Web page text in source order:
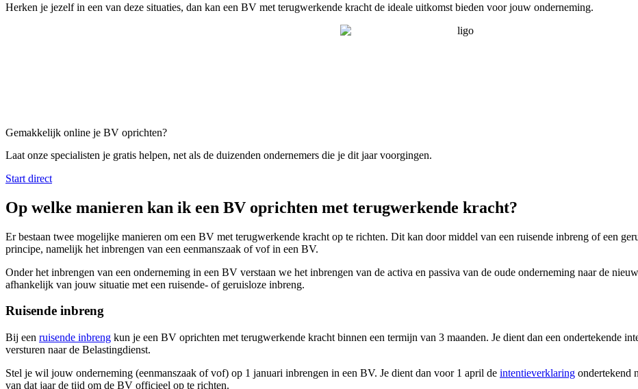
Herken je jezelf in een van deze situaties, dan kan een BV met terugwerkende kracht de ideale uitkomst bieden voor jouw onderneming.
Gemakkelijk online je BV oprichten?
Laat onze specialisten je gratis helpen, net als de duizenden ondernemers die je dit jaar voorgingen.
Start direct
Op welke manieren kan ik een BV oprichten met terugwerkende kracht?
Er bestaan twee mogelijke manieren om een BV met terugwerkende kracht op te richten. Dit kan door middel van een ruisende inbreng of een
principe, namelijk het inbrengen van een eenmanszaak of vof in een BV.
Onder het inbrengen van een onderneming in een BV verstaan we het inbrengen van de activa en passiva van de oude onderneming naar de
afhankelijk van jouw situatie met een ruisende- of geruisloze inbreng.
Ruisende inbreng
Bij een ruisende inbreng kun je een BV oprichten met terugwerkende kracht binnen een termijn van 3 maanden. Je dient dan een ondertekende
versturen naar de Belastingdienst.
Stel je wil jouw onderneming (eenmanszaak of vof) op 1 januari inbrengen in een BV. Je dient dan voor 1 april de intentieverklaring ondertekend
van dat jaar de tijd om de BV officieel op te richten.